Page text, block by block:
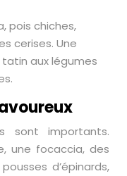
pois chiches,
cerises. Une
aux légumes
sont importants.
une focaccia, des
d’épinards,